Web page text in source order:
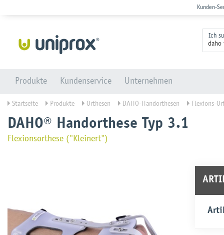
Kunden-
Ich
Produkte Kundenservice Unternehmen
Startseite Produkte Orthesen DAHO-Handorthesen Flexions-
DAHO® Handorthese Typ 3.1
Flexionsorthese ("Kleinert")